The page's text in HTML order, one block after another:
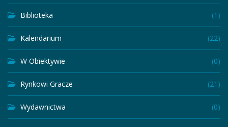
Biblioteka (1)
Kalendarium (22)
W Obiektywie (0)
Rynkowi Gracze (21)
Wydawnictwa (0)